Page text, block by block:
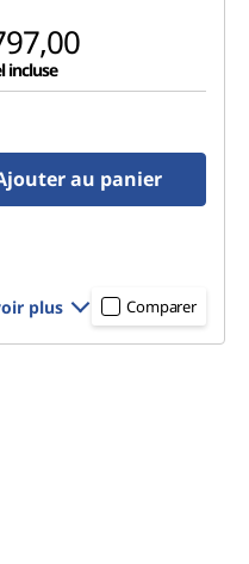
incluse
au panier
plus Comparer